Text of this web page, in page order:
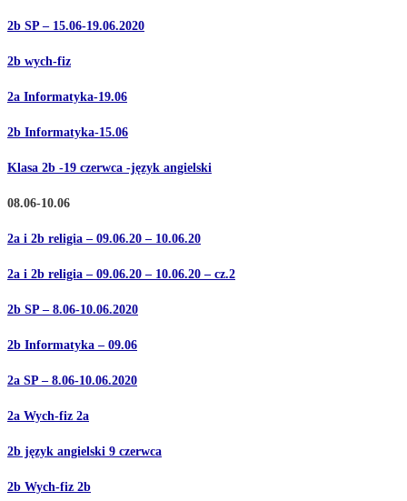
2b SP – 15.06-19.06.2020
2b wych-fiz
2a Informatyka-19.06
2b Informatyka-15.06
Klasa 2b -19 czerwca -język angielski
08.06-10.06
2a i 2b religia – 09.06.20 – 10.06.20
2a i 2b religia – 09.06.20 – 10.06.20 – cz.2
2b SP – 8.06-10.06.2020
2b Informatyka – 09.06
2a SP – 8.06-10.06.2020
2a Wych-fiz 2a
2b język angielski 9 czerwca
2b Wych-fiz 2b